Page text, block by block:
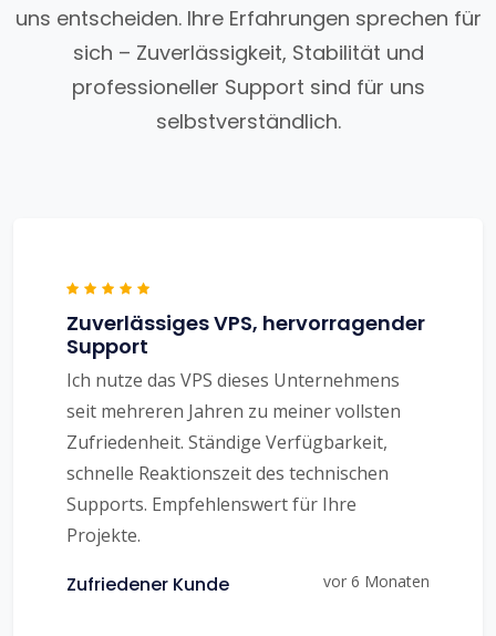
uns entscheiden. Ihre Erfahrungen sprechen für
sich – Zuverlässigkeit, Stabilität und
professioneller Support sind für uns
selbstverständlich.
Zuverlässiges VPS, hervorragender
Support
Ich nutze das VPS dieses Unternehmens
seit mehreren Jahren zu meiner vollsten
Zufriedenheit. Ständige Verfügbarkeit,
schnelle Reaktionszeit des technischen
Supports. Empfehlenswert für Ihre
Projekte.
Zufriedener Kunde vor 6 Monaten